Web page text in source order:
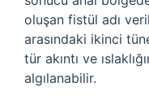
oluşan fistül adı
arasındaki ikinci
tür akıntı ve
algılanabilir.